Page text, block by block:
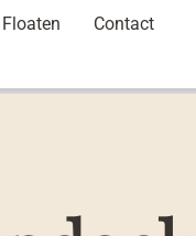
Floaten Contact